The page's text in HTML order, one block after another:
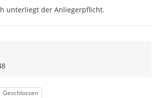
unterliegt der Anliegerpflicht.
Zur Äußerung
Status
Geschlossen